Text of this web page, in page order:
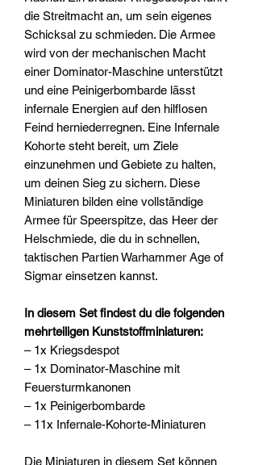
die Streitmacht an, um sein eigenes
Schicksal zu schmieden. Die Armee
wird von der mechanischen Macht
einer Dominator-Maschine unterstützt
und eine Peinigerbombarde lässt
infernale Energien auf den hilflosen
Feind herniederregnen. Eine Infernale
Kohorte steht bereit, um Ziele
einzunehmen und Gebiete zu halten,
um deinen Sieg zu sichern. Diese
Miniaturen bilden eine vollständige
Armee für Speerspitze, das Heer der
Helschmiede, die du in schnellen,
taktischen Partien Warhammer Age of
Sigmar einsetzen kannst.
In diesem Set findest du die folgenden
mehrteiligen Kunststoffminiaturen:
– 1x Kriegsdespot
– 1x Dominator-Maschine mit
Feuersturmkanonen
– 1x Peinigerbombarde
– 11x Infernale-Kohorte-Miniaturen
Die Miniaturen in diesem Set können